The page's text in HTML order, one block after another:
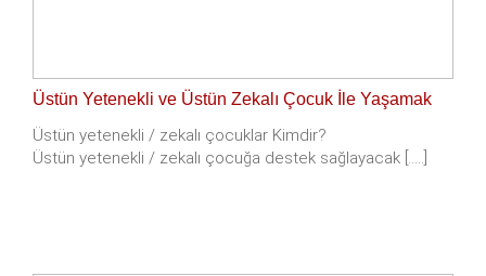
Üstün Yetenekli ve Üstün Zekalı Çocuk İle Yaşamak
Üstün yetenekli / zekalı çocuklar Kimdir?
Üstün yetenekli / zekalı çocuğa destek sağlayacak [.....]